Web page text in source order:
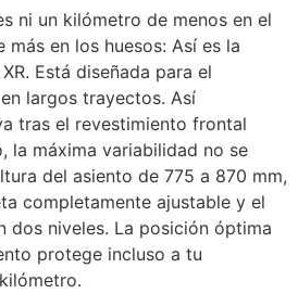
ni un kilómetro de menos en el
en los huesos: Así es la
Está diseñada para el
largos trayectos. Así
tras el revestimiento frontal
la máxima variabilidad no se
del asiento de 775 a 870 mm,
completamente ajustable y el
dos niveles. La posición óptima
protege incluso a tu